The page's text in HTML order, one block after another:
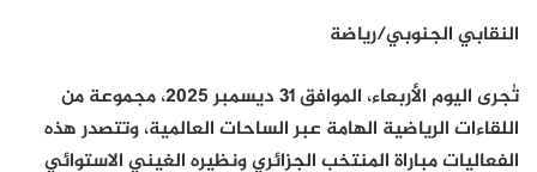
النقابي الجنوبي/رياضة
تُجرى اليوم الأربعاء، الموافق 31 ديسمبر 2025، مجموعة من
اللقاءات الرياضية الهامة عبر الساحات العالمية، وتتصدر هذه
الفعاليات مباراة المنتخب الجزائري ونظيره الغيني الاستوائي